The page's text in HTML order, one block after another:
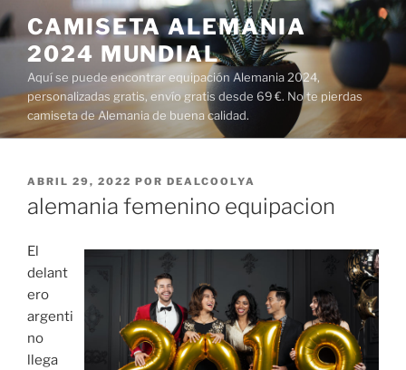
Saltar
al
contenido
CAMISETA ALEMANIA
2024 MUNDIAL
Aquí se puede encontrar equipación Alemania 2024,
personalizadas gratis, envío gratis desde 69 €. No te pierdas
camiseta de Alemania de buena calidad.
PUBLICADO
EL
ABRIL 29, 2022 POR DEALCOOLYA
alemania femenino equipacion
El
delant
ero
argenti
no
llega